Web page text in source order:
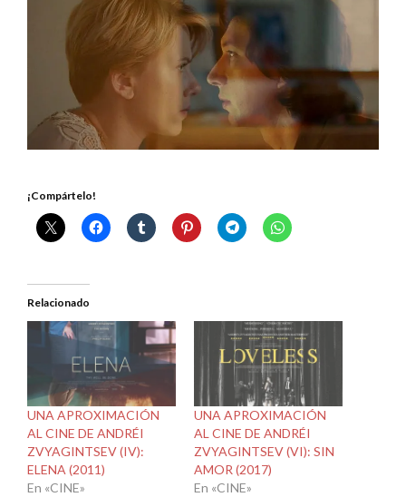
¡Compártelo!
Relacionado
UNA APROXIMACIÓN
AL CINE DE ANDRÉI
ZVYAGINTSEV (IV):
ELENA (2011)
En «CINE»
UNA APROXIMACIÓN
AL CINE DE ANDRÉI
ZVYAGINTSEV (VI): SIN
AMOR (2017)
En «CINE»